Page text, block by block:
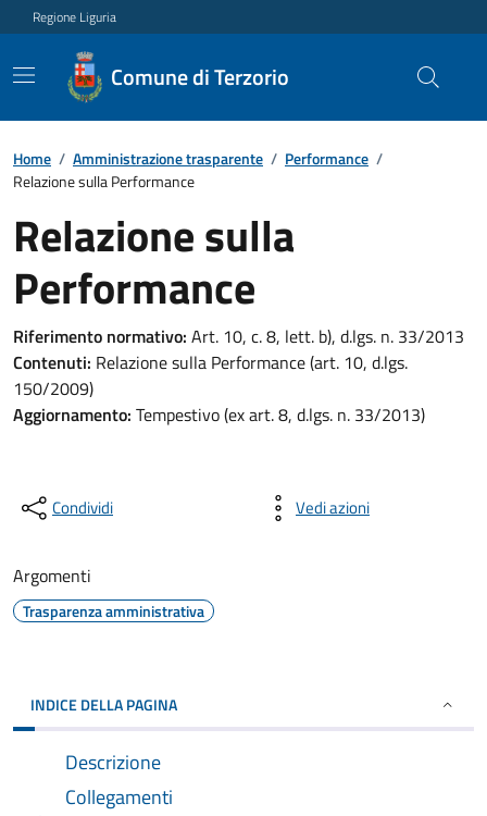
Regione Liguria
Comune di Terzorio
Home / Amministrazione trasparente / Performance /
Relazione sulla Performance
Relazione sulla
Performance
Riferimento normativo: Art. 10, c. 8, lett. b), d.lgs. n. 33/2013
Contenuti: Relazione sulla Performance (art. 10, d.lgs.
150/2009)
Aggiornamento: Tempestivo (ex art. 8, d.lgs. n. 33/2013)
Condividi Vedi azioni
Argomenti
Trasparenza amministrativa
INDICE DELLA PAGINA
Descrizione
Collegamenti